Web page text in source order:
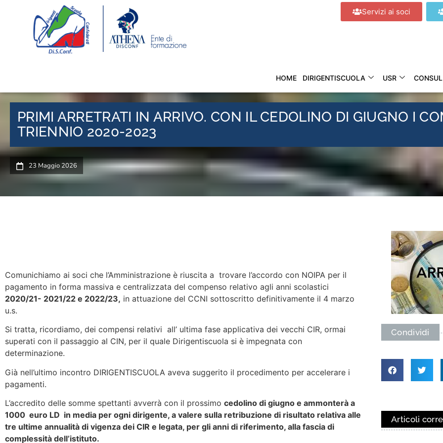
Servizi ai soci
HOME DIRIGENTISCUOLA USR
PRIMI ARRETRATI IN ARRIVO. CON IL CEDOLINO DI GIUGNO I
TRIENNIO 2020-2023
23 Maggio 2026
Comunichiamo ai soci che l’Amministrazione è riuscita a trovare l’accordo con NOIPA per il
pagamento in forma massiva e centralizzata del compenso relativo agli anni scolastici
2020/21- 2021/22 e 2022/23, in attuazione del CCNI sottoscritto definitivamente il 4 marzo
u.s.
Si tratta, ricordiamo, dei compensi relativi all’ ultima fase applicativa dei vecchi CIR, ormai
superati con il passaggio al CIN, per il quale Dirigentiscuola si è impegnata con
determinazione.
Già nell’ultimo incontro DIRIGENTISCUOLA aveva suggerito il procedimento per accelerare i
pagamenti.
L’accredito delle somme spettanti avverrà con il prossimo cedolino di giugno e ammonterà a
1000 euro LD in media per ogni dirigente, a valere sulla retribuzione di risultato relativa alle
tre ultime annualità di vigenza dei CIR e legata, per gli anni di riferimento, alla fascia di
complessità dell’istituto.
Condividi
Articoli